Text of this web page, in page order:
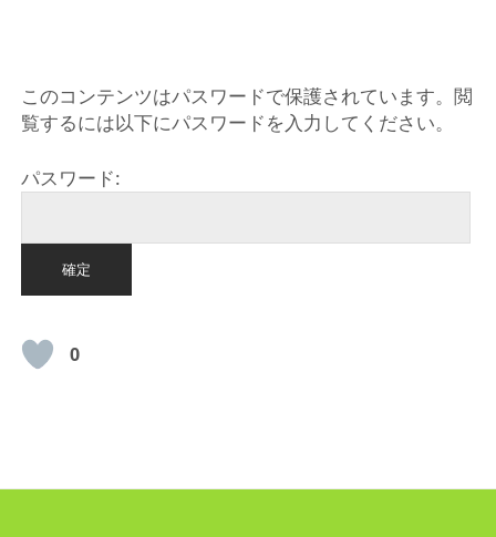
このコンテンツはパスワードで保護されています。閲
覧するには以下にパスワードを入力してください。
パスワード:
0